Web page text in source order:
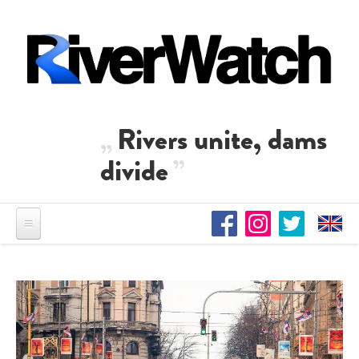
Rivers unite, dams
divide